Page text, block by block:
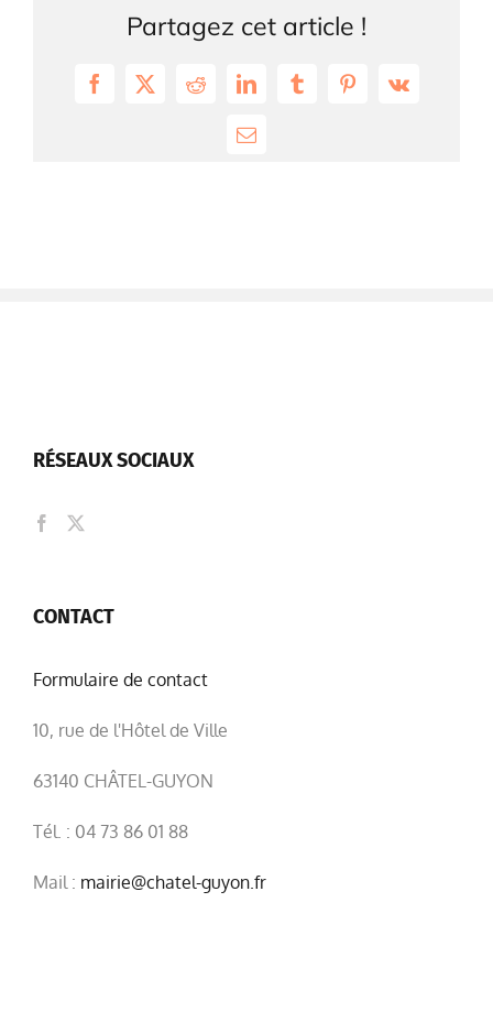
Partagez cet article !
Facebook
X RedditLinkedInTumblrPinterest
Vk
Email
RÉSEAUX SOCIAUX
CONTACT
Formulaire de contact
10, rue de l'Hôtel de Ville
63140 CHÂTEL-GUYON
Tél. : 04 73 86 01 88
Mail : mairie@chatel-guyon.fr